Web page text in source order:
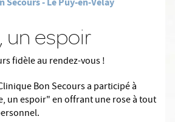
un espoir
fidèle au rendez-vous !
Bon Secours a participé à
un espoir" en offrant une rose à tout